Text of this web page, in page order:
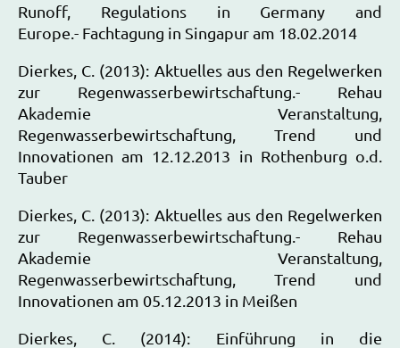
Runoff, Regulations in Germany and
Europe.- Fachtagung in Singapur am 18.02.2014
Dierkes, C. (2013): Aktuelles aus den Regelwerken
zur Regenwasserbewirtschaftung.- Rehau
Akademie Veranstaltung,
Regenwasserbewirtschaftung, Trend und
Innovationen am 12.12.2013 in Rothenburg o.d.
Tauber
Dierkes, C. (2013): Aktuelles aus den Regelwerken
zur Regenwasserbewirtschaftung.- Rehau
Akademie Veranstaltung,
Regenwasserbewirtschaftung, Trend und
Innovationen am 05.12.2013 in Meißen
Dierkes, C. (2014): Einführung in die